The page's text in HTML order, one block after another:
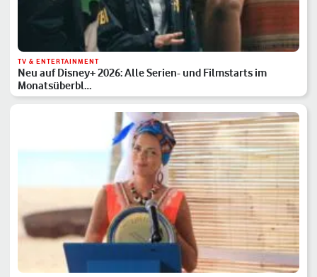
TV & ENTERTAINMENT
Neu auf Disney+ 2026: Alle Serien- und Filmstarts im
Monatsüberbl…